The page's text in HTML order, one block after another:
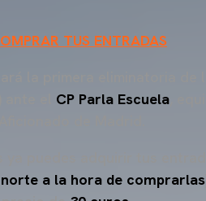
TUS ENTRADAS
CP Parla Escuela
a la hora de comprarlas